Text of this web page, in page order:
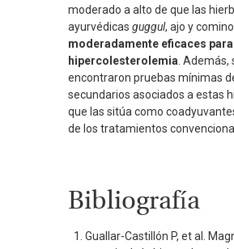
moderado a alto de que las
ayurvédicas guggul, ajo y
moderadamente eficaces
hipercolesterolemia . Además,
encontraron pruebas mínimas
secundarios asociados a estas
que las sitúa como
de los tratamientos
Bibliografía
Guallar-Castillón P, et al.